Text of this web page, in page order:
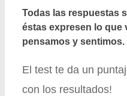
Todas las respuestas
éstas expresen lo que
pensamos y sentimos.
El test te da un
con los resultados!